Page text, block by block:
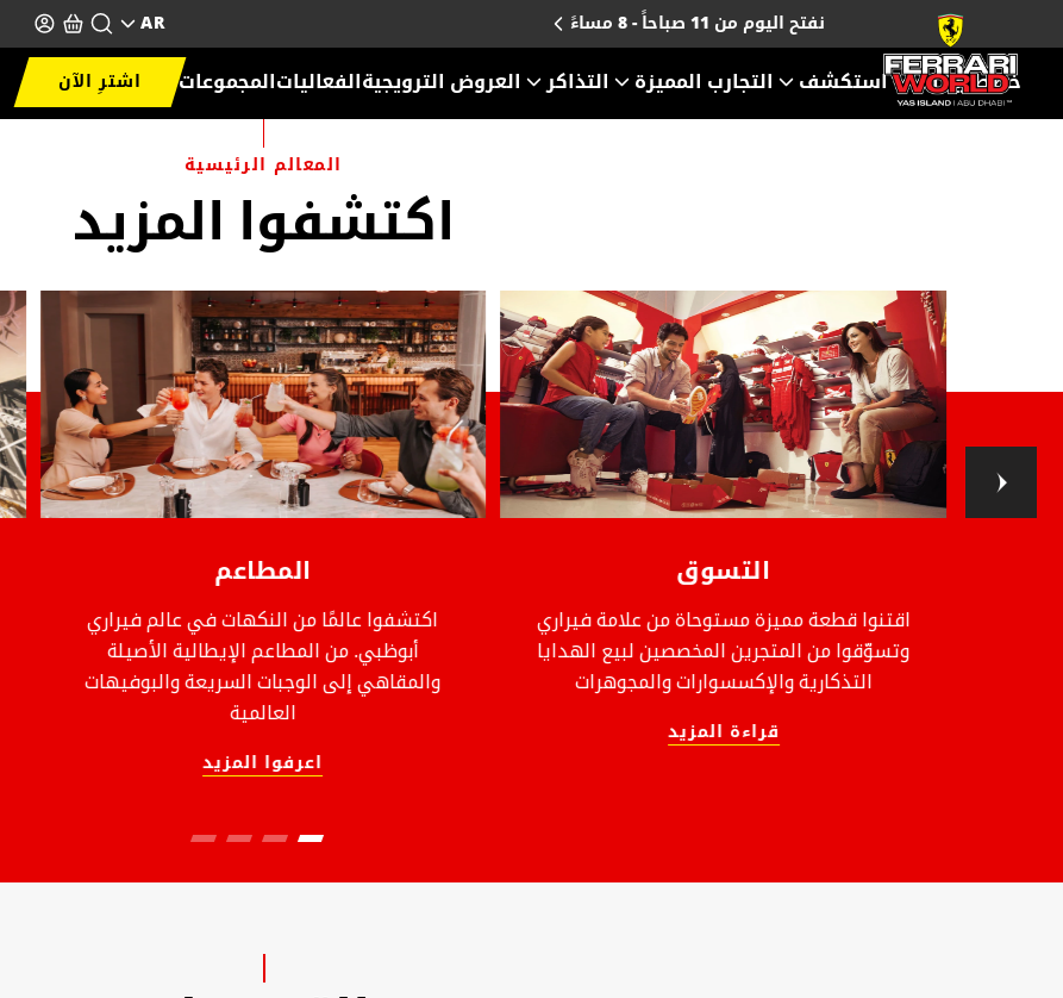
نفتح اليوم من 11 صباحاً -8 مساءً AR
خطط زيارتك استكشف التجارب المميزة التذاكر العروض الترويجيةالفعالياتالمجموعات اشترِ الآن
المعالم الرئيسية
اكتشفوا المزيد
المطاعم
اكتشفوا عالمًا من النكهات في عالم فيراري
أبوظبي. من المطاعم الإيطالية الأصيلة
والمقاهي إلى الوجبات السريعة والبوفيهات
العالمية
اعرفوا المزيد
التسوق
اقتنوا قطعة مميزة مستوحاة من علامة فيراري
وتسوّقوا من المتجرين المخصصين لبيع الهدايا
التذكارية والإكسسوارات والمجوهرات
قراءة المزيد